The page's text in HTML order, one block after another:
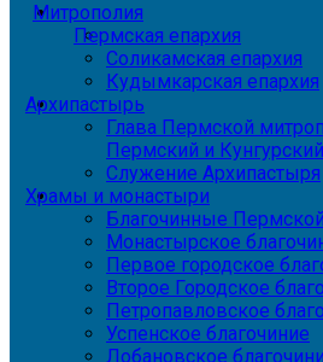
Митрополия
Пермская епархия
Соликамская епархия
Кудымкарская епархия
Архипастырь
Глава Пермской
Пермский и Кунгурский
Служение Архипастыря
Храмы и монастыри
Благочинные
Монастырское
Первое городское
Второе Городское
Петропавловское
Успенское благочиние
Лобановское